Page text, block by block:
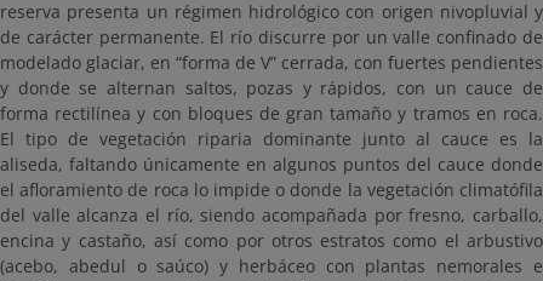
reserva presenta un régimen hidrológico con origen nivopluvial y
de carácter permanente. El río discurre por un valle confinado de
modelado glaciar, en “forma de V” cerrada, con fuertes pendientes
y donde se alternan saltos, pozas y rápidos, con un cauce de
forma rectilínea y con bloques de gran tamaño y tramos en roca.
El tipo de vegetación riparia dominante junto al cauce es la
aliseda, faltando únicamente en algunos puntos del cauce donde
el afloramiento de roca lo impide o donde la vegetación climatófila
del valle alcanza el río, siendo acompañada por fresno, carballo,
encina y castaño, así como por otros estratos como el arbustivo
(acebo, abedul o saúco) y herbáceo con plantas nemorales e